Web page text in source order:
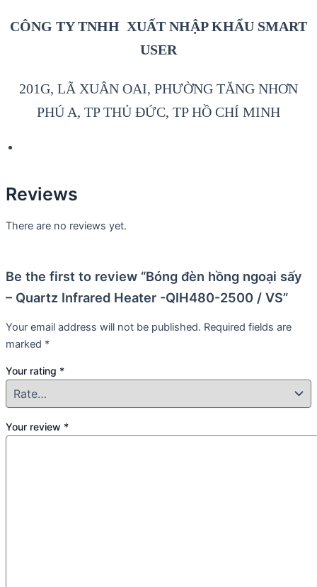
CÔNG TY TNHH XUẤT NHẬP KHẨU SMART
USER
201G, LÃ XUÂN OAI, PHƯỜNG TĂNG NHƠN
PHÚ A, TP THỦ ĐỨC, TP HỒ CHÍ MINH
Reviews
There are no reviews yet.
Be the first to review “Bóng đèn hồng ngoại sấy
– Quartz Infrared Heater -QIH480-2500 / VS”
Your email address will not be published. Required fields are
marked *
Your rating *
Your review *